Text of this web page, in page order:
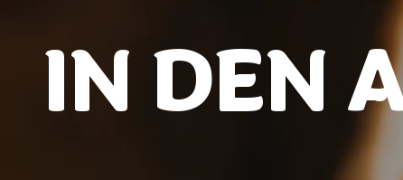
IN DEN